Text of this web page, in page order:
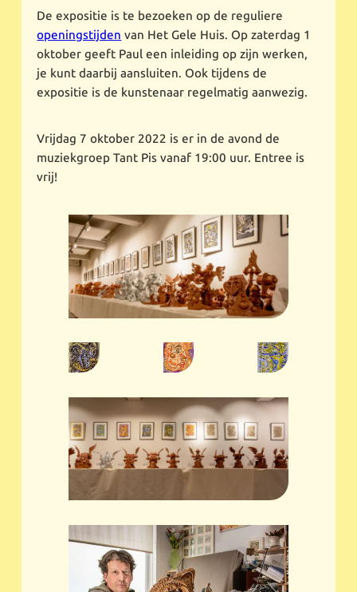
De expositie is te bezoeken op de reguliere
openingstijden van Het Gele Huis. Op zaterdag 1
oktober geeft Paul een inleiding op zijn werken,
je kunt daarbij aansluiten. Ook tijdens de
expositie is de kunstenaar regelmatig aanwezig.
Vrijdag 7 oktober 2022 is er in de avond de
muziekgroep Tant Pis vanaf 19:00 uur. Entree is
vrij!